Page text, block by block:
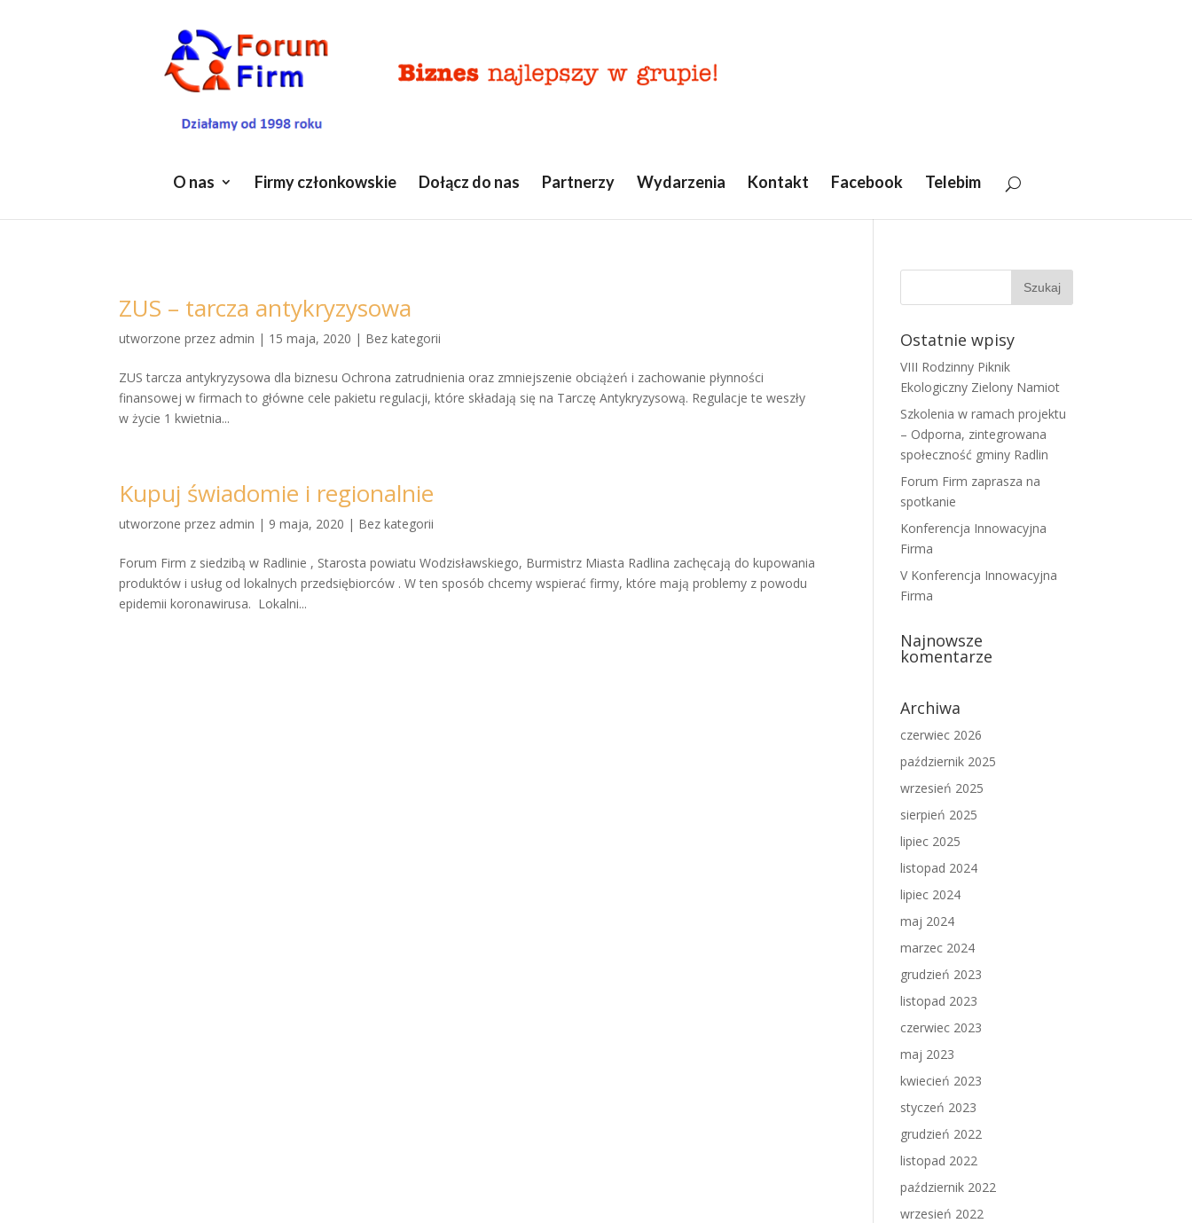
O nas Firmy członkowskie Dołącz do nas Partnerzy Wydarzenia Kontakt Facebook Telebim
ZUS – tarcza antykryzysowa
utworzone przez admin | 15 maja, 2020 | Bez kategorii
ZUS tarcza antykryzysowa dla biznesu Ochrona zatrudnienia oraz zmniejszenie obciążeń i zachowanie płynności
finansowej w firmach to główne cele pakietu regulacji, które składają się na Tarczę Antykryzysową. Regulacje te weszły
w życie 1 kwietnia...
Kupuj świadomie i regionalnie
utworzone przez admin | 9 maja, 2020 | Bez kategorii
Forum Firm z siedzibą w Radlinie , Starosta powiatu Wodzisławskiego, Burmistrz Miasta Radlina zachęcają do kupowania
produktów i usług od lokalnych przedsiębiorców . W ten sposób chcemy wspierać firmy, które mają problemy z powodu
epidemii koronawirusa. Lokalni...
Ostatnie wpisy
VIII Rodzinny Piknik
Ekologiczny Zielony Namiot
Szkolenia w ramach projektu
– Odporna, zintegrowana
społeczność gminy Radlin
Forum Firm zaprasza na
spotkanie
Konferencja Innowacyjna
Firma
V Konferencja Innowacyjna
Firma
Najnowsze
komentarze
Archiwa
czerwiec 2026
październik 2025
wrzesień 2025
sierpień 2025
lipiec 2025
listopad 2024
lipiec 2024
maj 2024
marzec 2024
grudzień 2023
listopad 2023
czerwiec 2023
maj 2023
kwiecień 2023
styczeń 2023
grudzień 2022
listopad 2022
październik 2022
wrzesień 2022